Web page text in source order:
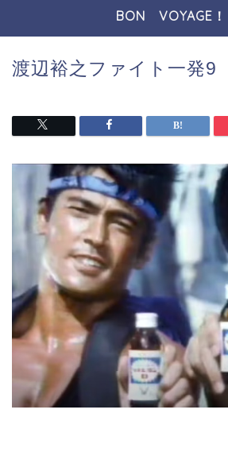
BON VOYAGE
渡辺裕之ファイト一発9